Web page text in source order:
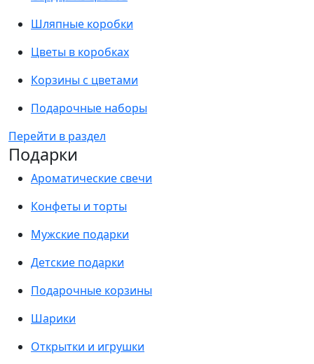
Шляпные коробки
Цветы в коробках
Корзины с цветами
Подарочные наборы
Перейти в раздел
Подарки
Ароматические свечи
Конфеты и торты
Мужские подарки
Детские подарки
Подарочные корзины
Шарики
Открытки и игрушки